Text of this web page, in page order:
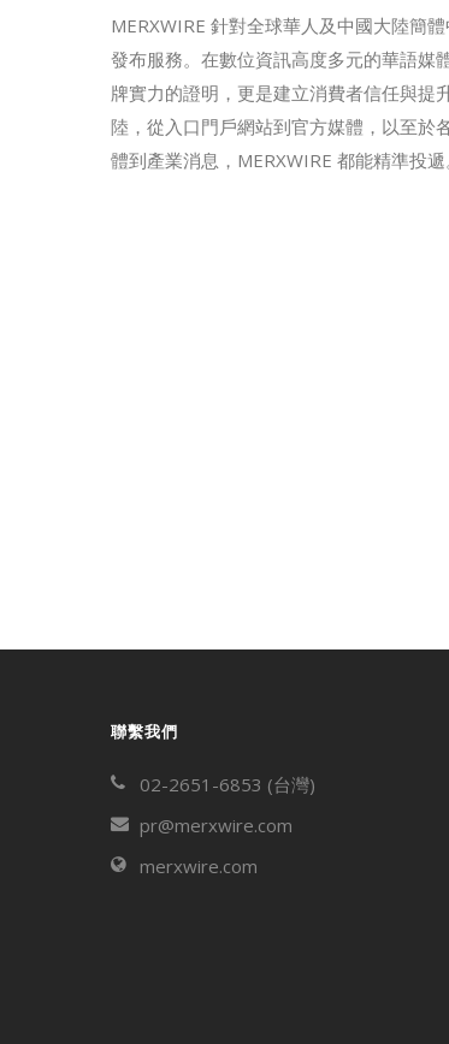
MERXWIRE 針對全球華人及中國大陸簡
發布服務。在數位資訊高度多元的華語媒
牌實力的證明，更是建立消費者信任與提
陸，從入口門戶網站到官方媒體，以至於
體到產業消息，MERXWIRE 都能精準投
聯繫我們
02-2651-6853 (台灣)
pr@merxwire.com
merxwire.com